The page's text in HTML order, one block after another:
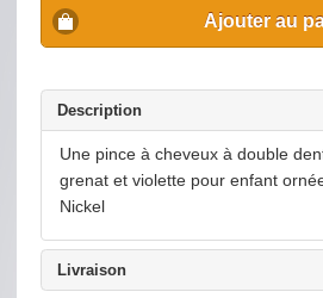
Ajouter au
Descriptionclick to collapse contents
Une pince à cheveux à double
grenat et violette pour enfant
Nickel
Livraisonclick to expand contents